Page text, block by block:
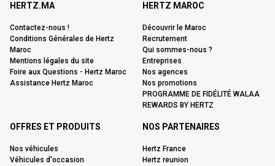
HERTZ.MA
Contactez-nous !
Conditions Générales de Hertz
Maroc
Mentions légales du site
Foire aux Questions - Hertz Maroc
Assistance Hertz Maroc
HERTZ MAROC
Découvrir le Maroc
Recrutement
Qui sommes-nous ?
Entreprises
Nos agences
Nos promotions
PROGRAMME DE FIDÉLITÉ WALAA
REWARDS BY HERTZ
OFFRES ET PRODUITS
Nos véhicules
Véhicules d'occasion
NOS PARTENAIRES
Hertz France
Hertz reunion